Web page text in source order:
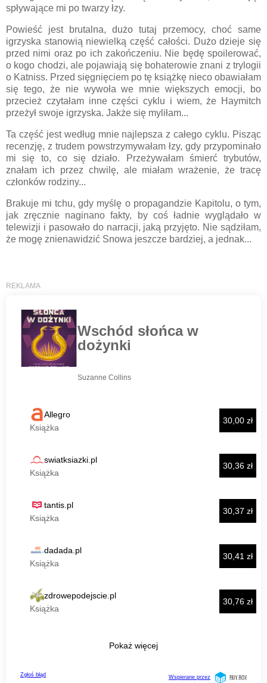
spływające mi po twarzy łzy.
Powieść jest brutalna, dużo tutaj przemocy, choć same
igrzyska stanowią niewielką część całości. Dużo dzieje się
przed nimi oraz po ich zakończeniu. Nie będę spoilerować,
o kogo chodzi, ale pojawiają się bohaterowie znani z trylogii
o Katniss. Przed sięgnięciem po tę książkę nieco obawiałam
się tego, że nie wywoła we mnie większych emocji, bo
przecież czytałam inne części cyklu i wiem, że Haymitch
przeżył swoje igrzyska. Jakże się myliłam...
Ta część jest według mnie najlepsza z całego cyklu. Pisząc
recenzję, z trudem powstrzymywałam łzy, gdy przypominało
mi się to, co się działo. Przeżywałam śmierć trybutów,
znałam ich przez chwilę, ale miałam wrażenie, że tracę
członków rodziny...
Brakuje mi tchu, gdy myślę o propagandzie Kapitolu, o tym,
jak zręcznie naginano fakty, by coś ładnie wyglądało w
telewizji i pasowało do narracji, jaką przyjęto. Nie sądziłam,
że mogę znienawidzić Snowa jeszcze bardziej, a jednak...